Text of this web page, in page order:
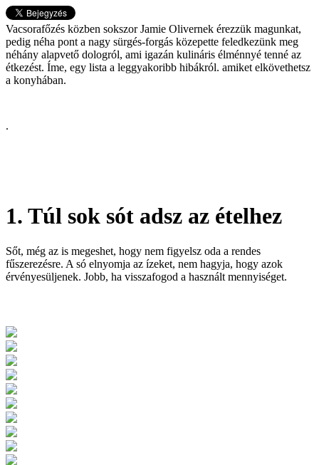
Vacsorafőzés közben sokszor Jamie Olivernek érezzük magunkat,
pedig néha pont a nagy sürgés-forgás közepette feledkezünk meg
néhány alapvető dologról, ami igazán kulináris élménnyé tenné az
étkezést. Íme, egy lista a leggyakoribb hibákról. amiket elkövethetsz
a konyhában.
.
1. Túl sok sót adsz az ételhez
Sőt, még az is megeshet, hogy nem figyelsz oda a rendes
fűszerezésre. A só elnyomja az ízeket, nem hagyja, hogy azok
érvényesüljenek. Jobb, ha visszafogod a használt mennyiséget.